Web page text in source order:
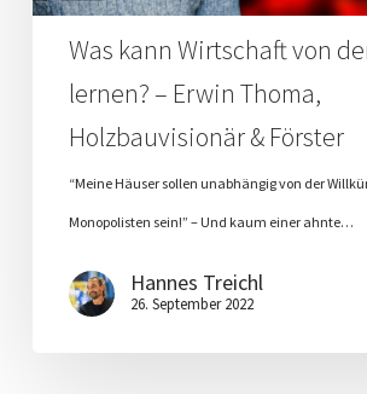
Erwin
Thoma,
Holzbauvisionär
Förster
Was kann Wirtschaft von
lernen? – Erwin Thoma,
Holzbauvisionär & Förster
“Meine Häuser sollen unabhängig von der
Monopolisten sein!” – Und kaum einer ahnte…
Hannes Treichl
26. September 2022